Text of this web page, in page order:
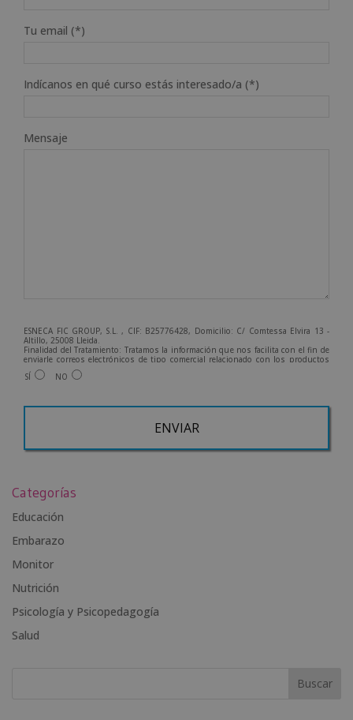
Tu email (*)
Indícanos en qué curso estás interesado/a (*)
Mensaje
ESNECA FIC GROUP, S.L. , CIF: B25776428, Domicilio: C/ Comtessa Elvira 13 -
Altillo, 25008 Lleida.
Finalidad del Tratamiento: Tratamos la información que nos facilita con el fin de
enviarle correos electrónicos de tipo comercial relacionado con los productos
ofrecidos y otros tipo de productos que fueran de su interés.
Legitimación del tratamiento: Consentimiento del interesado.
Para más información consulte nuestra Política de Privacidad.
SÍ NO
t
e
n
a
t
i
e
Categorías
Educación
Embarazo
Monitor
Nutrición
Psicología y Psicopedagogía
Salud